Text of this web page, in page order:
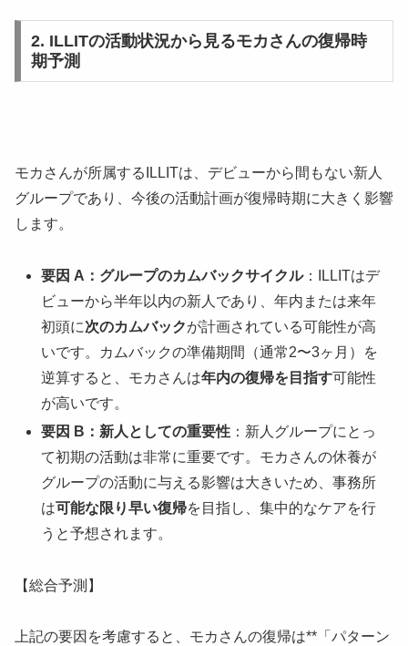
2. ILLITの活動状況から見るモカさんの復帰時
期予測
モカさんが所属するILLITは、デビューから間もない新人
グループであり、今後の活動計画が復帰時期に大きく影響
します。
要因 A：グループのカムバックサイクル：ILLITはデ
ビューから半年以内の新人であり、年内または来年
初頭に次のカムバックが計画されている可能性が高
いです。カムバックの準備期間（通常2〜3ヶ月）を
逆算すると、モカさんは年内の復帰を目指す可能性
が高いです。
要因 B：新人としての重要性 ：新人グループにとっ
て初期の活動は非常に重要です。モカさんの休養が
グループの活動に与える影響は大きいため、事務所
は可能な限り早い復帰を目指し、集中的なケアを行
うと予想されます。
【総合予測】
上記の要因を考慮すると、モカさんの復帰は**「パターン